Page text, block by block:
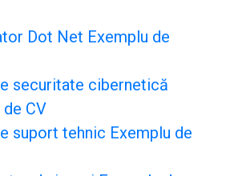
Dot Net Exemplu de
securitate cibernetică
CV
suport tehnic Exemplu de